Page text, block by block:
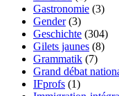
Gastronomie (3)
Gender(3)
Geschichte (304)
Gilets jaunes (8)
Grammatik (7)
Grand débat
IFprofs (1)